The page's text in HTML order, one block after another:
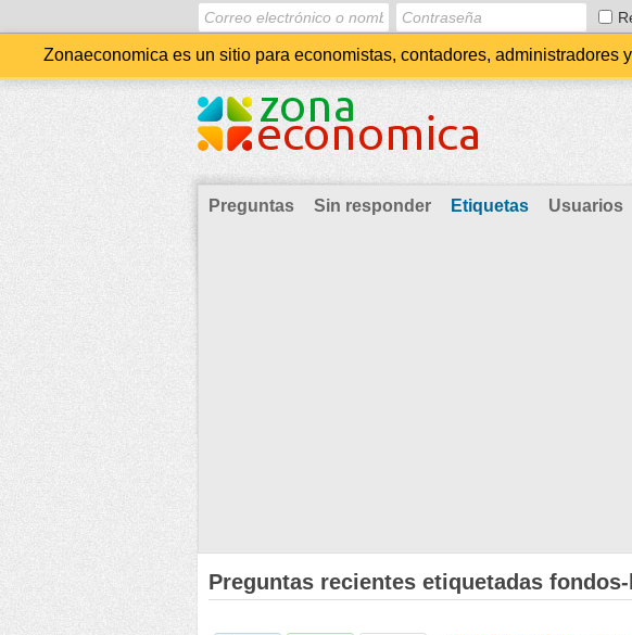
Zonaeconomica es un sitio para economistas, contadores,
Preguntas Sin responder Etiquetas Usuarios
Preguntas recientes etiquetadas